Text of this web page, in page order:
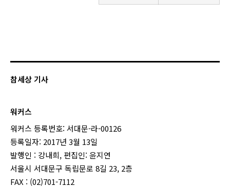
참세상 기사
워커스
워커스 등록번호: 서대문-라-00126
등록일자: 2017년 3월 13일
발행인 : 강내희, 편집인: 윤지연
서울시 서대문구 독립문로 8길 23, 2층
FAX : (02)701-7112